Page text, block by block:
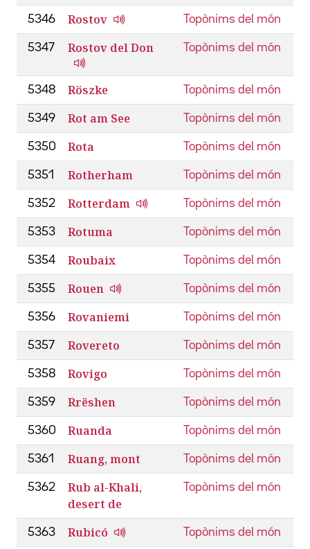
5346 Rostov Topònims del món
5347 Rostov del Don Topònims del món
5348 Röszke Topònims del món
5349 Rot am See Topònims del món
5350 Rota Topònims del món
5351 Rotherham Topònims del món
5352 Rotterdam Topònims del món
5353 Rotuma Topònims del món
5354 Roubaix Topònims del món
5355 Rouen Topònims del món
5356 Rovaniemi Topònims del món
5357 Rovereto Topònims del món
5358 Rovigo Topònims del món
5359 Rrëshen Topònims del món
5360 Ruanda Topònims del món
5361 Ruang, mont Topònims del món
5362
Rub al-Khali,
desert de
Topònims del món
5363 Rubicó Topònims del món